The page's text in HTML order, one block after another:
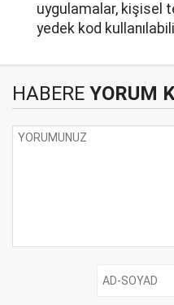
uygulamalar, kişisel
yedek kod
HABERE YORUM